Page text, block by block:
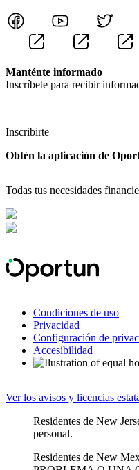
Manténte informado
Inscríbete para recibir
Inscribirte
Obtén la aplicación de
Todas tus necesidades
Condiciones de uso
Privacidad
Configuración de
Accesibilidad
Ver los avisos y licencias
Residentes de New
personal.
Residentes de New